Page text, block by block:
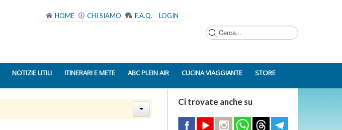
HOME CHI SIAMO F.A.Q. LOGIN
NOTIZIE UTILI ITINERARI E METE ABC PLEIN AIR CUCINA VIAGGIANTE STORE
Ci trovate anche su